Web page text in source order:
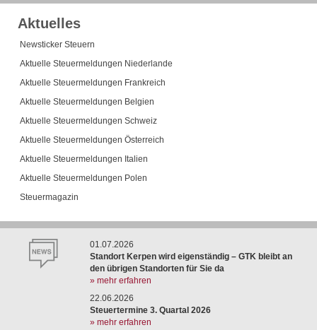
Aktuelles
Newsticker Steuern
Aktuelle Steuermeldungen Niederlande
Aktuelle Steuermeldungen Frankreich
Aktuelle Steuermeldungen Belgien
Aktuelle Steuermeldungen Schweiz
Aktuelle Steuermeldungen Österreich
Aktuelle Steuermeldungen Italien
Aktuelle Steuermeldungen Polen
Steuermagazin
01.07.2026
Standort Kerpen wird eigenständig – GTK bleibt an
den übrigen Standorten für Sie da
» mehr erfahren
22.06.2026
Steuertermine 3. Quartal 2026
» mehr erfahren